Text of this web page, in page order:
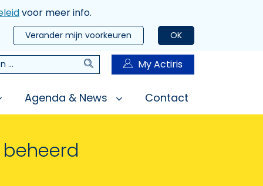
voor meer info.
OK
Verander mijn voorkeuren
Zoeken My Actiris
Agenda & News Contact